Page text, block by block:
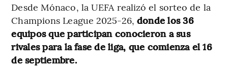
Desde Mónaco, la UEFA realizó el sorteo de la
Champions League 2025-26, donde los 36
equipos que participan conocieron a sus
rivales para la fase de liga, que comienza el 16
de septiembre.